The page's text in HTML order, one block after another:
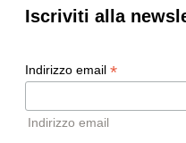
Iscriviti alla
Indirizzo email *
Indirizzo email